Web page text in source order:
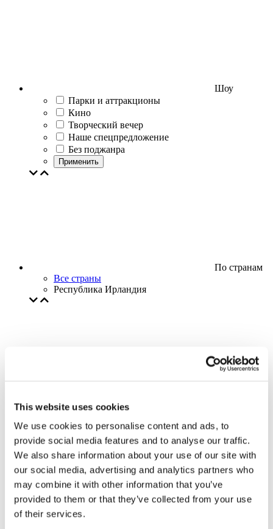
This website uses cookies
We use cookies to personalise content and ads, to
provide social media features and to analyse our traffic.
We also share information about your use of our site with
our social media, advertising and analytics partners who
may combine it with other information that you’ve
provided to them or that they’ve collected from your use
of their services.
Шоу
Парки и аттракционы
Кино
Творческий вечер
Наше спецпредложение
Без поджанра
Применить
По странам
Все страны
Республика Ирландия